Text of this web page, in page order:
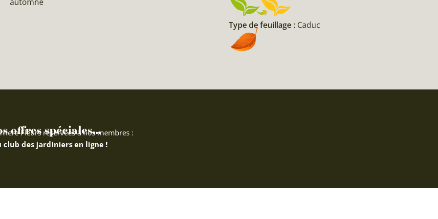
Type de feuillage : Caduc
offres spéciales...
Fleurs réservées à nos membres :
club des jardiniers en ligne !